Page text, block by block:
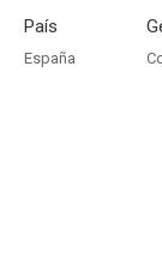
País
España